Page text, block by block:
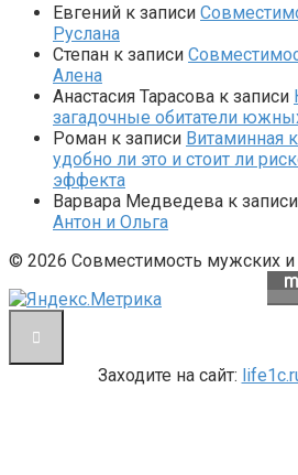
Евгений к записи
Руслана
Степан к записи
Алена
Анастасия Тарасова к записи
загадочные обитатели
Роман к записи Витаминная
удобно ли это и стоит ли
эффекта
Варвара Медведева к записи
Антон и Ольга
© 2026 Совместимость мужских
Заходите на сайт: